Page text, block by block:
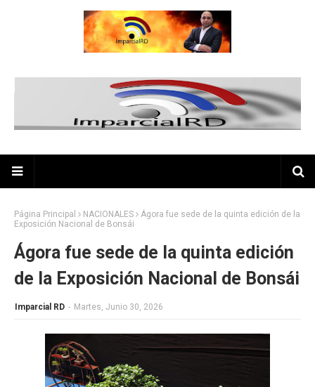
Página Principal NACIONALES
Ágora fue sede de la quinta edición de la
Exposición Nacional de Bonsái
Ágora fue sede de la quinta edición
de la Exposición Nacional de Bonsái
Imparcial RD - Martes, Junio 30, 2026